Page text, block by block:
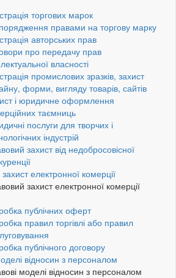
торгових марок
правами на торгову марку
авторських прав
про передачу прав
власності
промислових зразків, захист
форми, вигляду товарів, сайтів
і юридичне оформлення
таємниць
послуги для творчих і
індустрій
захист від недобросовісної
електронної комерції
захист електронної комерції
публічних оферт
правил торгівлі або правил
публічного договору
відносин з персоналом
моделі відносин з персоналом